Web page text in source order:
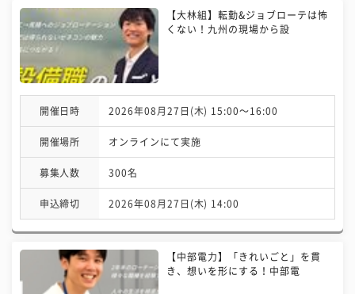
【大林組】転勤&ジョブローテは怖
くない！九州の現場から設
開催日時 2026年08月27日(木) 15:00〜16:00
開催場所 オンラインにて実施
募集人数 300名
申込締切 2026年08月27日(木) 14:00
【中部電力】「きれいごと」を貫
き、想いを形にする！中部電